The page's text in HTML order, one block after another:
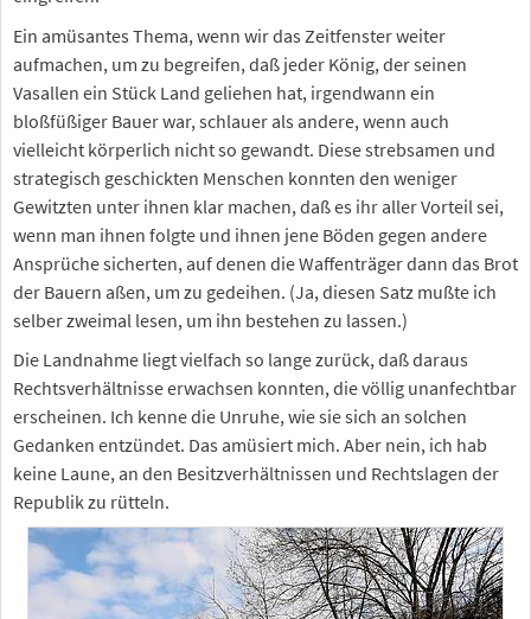
Ein amüsantes Thema, wenn wir das Zeitfenster weiter
aufmachen, um zu begreifen, daß jeder König, der seinen
Vasallen ein Stück Land geliehen hat, irgendwann ein
bloßfüßiger Bauer war, schlauer als andere, wenn auch
vielleicht körperlich nicht so gewandt. Diese strebsamen und
strategisch geschickten Menschen konnten den weniger
Gewitzten unter ihnen klar machen, daß es ihr aller Vorteil sei,
wenn man ihnen folgte und ihnen jene Böden gegen andere
Ansprüche sicherten, auf denen die Waffenträger dann das Brot
der Bauern aßen, um zu gedeihen. (Ja, diesen Satz mußte ich
selber zweimal lesen, um ihn bestehen zu lassen.)
Die Landnahme liegt vielfach so lange zurück, daß daraus
Rechtsverhältnisse erwachsen konnten, die völlig unanfechtbar
erscheinen. Ich kenne die Unruhe, wie sie sich an solchen
Gedanken entzündet. Das amüsiert mich. Aber nein, ich hab
keine Laune, an den Besitzverhältnissen und Rechtslagen der
Republik zu rütteln.